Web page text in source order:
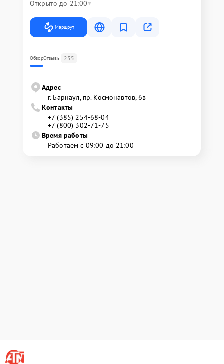
Открыто до 21:00
Маршрут
ОбзорОтзывы 255
Адрес
г. Барнаул, ​пр. Космонавтов, 6в
Контакты
+7 (385) 254-68-04
+7 (800) 302-71-75
Время работы
Работаем с 09:00 до 21:00